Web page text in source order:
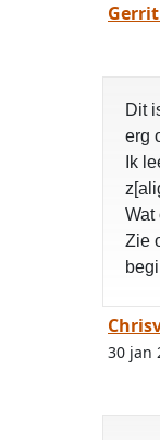
Dit
erg
Ik
Wat
Zie
30 jan